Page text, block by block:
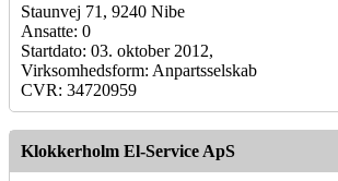
Staunvej 71, 9240 Nibe
Ansatte: 0
Startdato: 03. oktober 2012,
Virksomhedsform: Anpartsselskab
CVR: 34720959
Klokkerholm El-Service ApS